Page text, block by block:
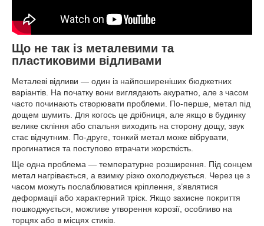
Що не так із металевими та
пластиковими відливами
Металеві відливи — один із найпоширеніших бюджетних
варіантів. На початку вони виглядають акуратно, але з часом
часто починають створювати проблеми. По-перше, метал під
дощем шумить. Для когось це дрібниця, але якщо в будинку
велике скління або спальня виходить на сторону дощу, звук
стає відчутним. По-друге, тонкий метал може вібрувати,
прогинатися та поступово втрачати жорсткість.
Ще одна проблема — температурне розширення. Під сонцем
метал нагрівається, а взимку різко охолоджується. Через це з
часом можуть послаблюватися кріплення, з’являтися
деформації або характерний тріск. Якщо захисне покриття
пошкоджується, можливе утворення корозії, особливо на
торцях або в місцях стиків.